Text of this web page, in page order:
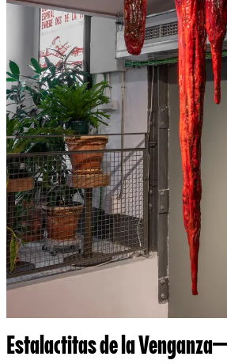
Estalactitas de la Venganza